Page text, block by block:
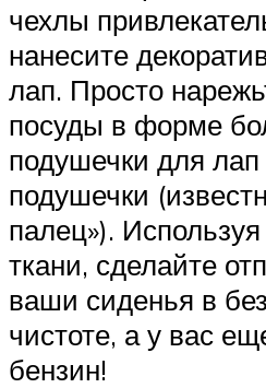
чехлы
нанесите
лап. Просто
посуды в форме
подушечки для
подушечки
палец»).
ткани, сделайте
ваши сиденья в
чистоте, а у вас
бензин!